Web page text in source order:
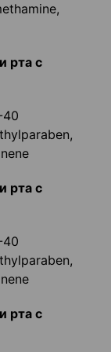
рта с
40
рта с
40
рта с